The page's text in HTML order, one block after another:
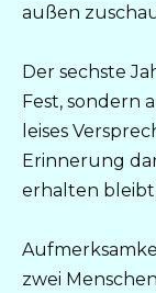
außen
Der sechste
Fest, sondern
leises
Erinnerung
erhalten
zwei